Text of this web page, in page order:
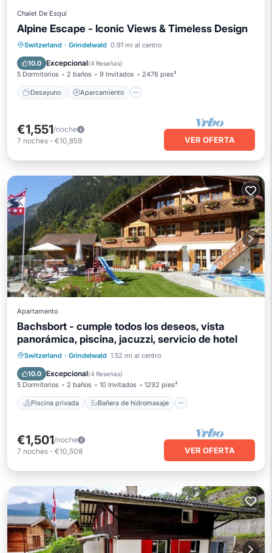
Chalet De Esquí
Alpine Escape - Iconic Views & Timeless Design
Switzerland · Grindelwald 0.91 mi al centro
10.0 Excepcional(4 Reseñas)
5 Dormitorios 2 baños 9 Invitados 2476 pies²
Desayuno Aparcamiento
Desayuno
Aparcamiento
Vista al mar
€1,551/noche
7 noches - €10,859 VER OFERTA
Apartamento
Bachsbort - cumple todos los deseos, vista
panorámica, piscina, jacuzzi, servicio de hotel
Switzerland · Grindelwald 1.52 mi al centro
10.0 Excepcional(4 Reseñas)
5 Dormitorios 2 baños 10 Invitados 1292 pies²
Piscina privada Bañera de hidromasaje
Piscina privada
Bañera de hidromasaje
Aparcamiento
€1,501/noche
7 noches - €10,508 VER OFERTA